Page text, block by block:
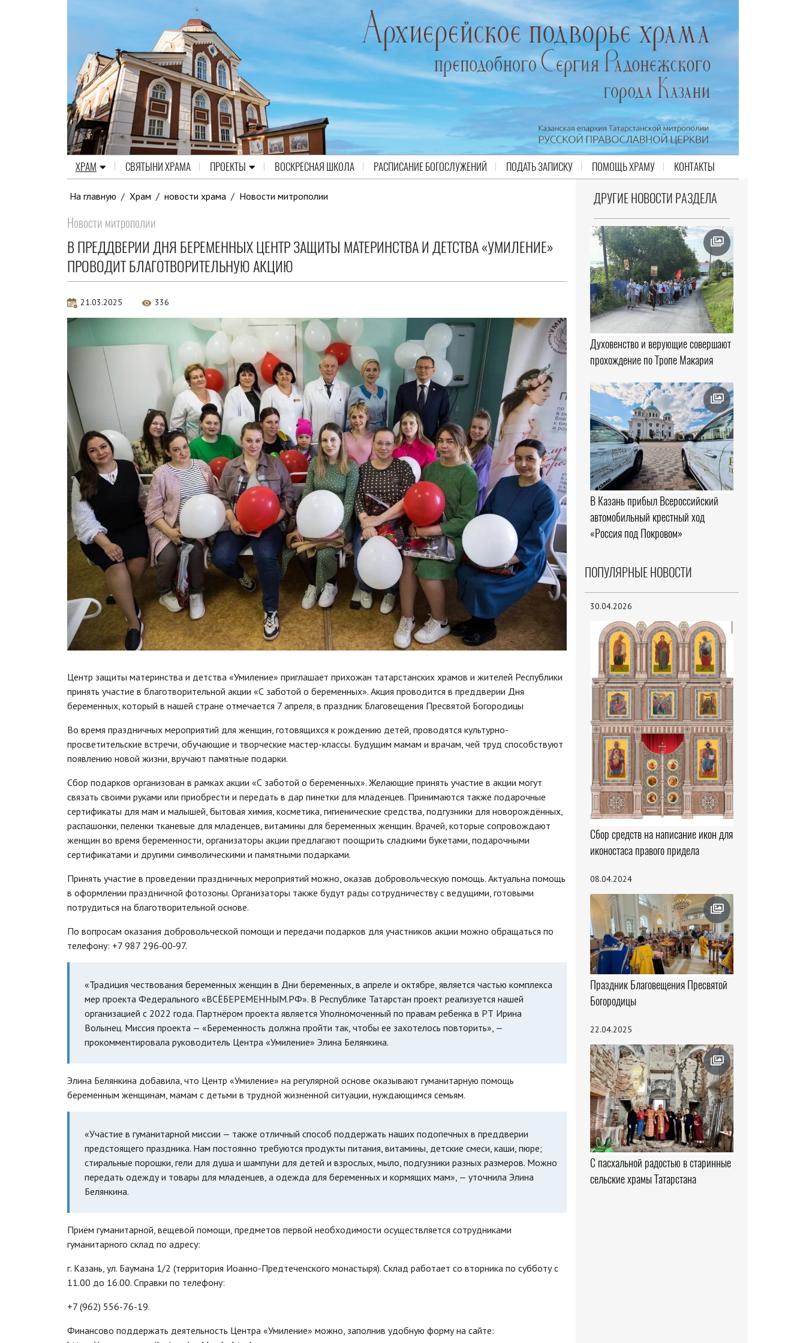
ХРАМ СВЯТЫНИ ХРАМА ПРОЕКТЫ ВОСКРЕСНАЯ ШКОЛА РАСПИСАНИЕ БОГОСЛУЖЕНИЙ ПОДАТЬ ЗАПИСКУ ПОМОЩЬ ХРАМУ КОНТАКТЫ
На главную / Храм / новости храма / Новости митрополии
Новости митрополии
В ПРЕДДВЕРИИ ДНЯ БЕРЕМЕННЫХ ЦЕНТР ЗАЩИТЫ МАТЕРИНСТВА И ДЕТСТВА «УМИЛЕНИЕ»
ПРОВОДИТ БЛАГОТВОРИТЕЛЬНУЮ АКЦИЮ
21.03.2025 336
Центр защиты материнства и детства «Умиление» приглашает прихожан татарстанских храмов и жителей Республики
принять участие в благотворительной акции «С заботой о беременных». Акция проводится в преддверии Дня
беременных, который в нашей стране отмечается 7 апреля, в праздник Благовещения Пресвятой Богородицы
Во время праздничных мероприятий для женщин, готовящихся к рождению детей, проводятся культурно-
просветительские встречи, обучающие и творческие мастер-классы. Будущим мамам и врачам, чей труд способствуют
появлению новой жизни, вручают памятные подарки.
Сбор подарков организован в рамках акции «С заботой о беременных». Желающие принять участие в акции могут
связать своими руками или приобрести и передать в дар пинетки для младенцев. Принимаются также подарочные
сертификаты для мам и малышей, бытовая химия, косметика, гигиенические средства, подгузники для новорождённых,
распашонки, пеленки тканевые для младенцев, витамины для беременных женщин. Врачей, которые сопровождают
женщин во время беременности, организаторы акции предлагают поощрить сладкими букетами, подарочными
сертификатами и другими символическими и памятными подарками.
Принять участие в проведении праздничных мероприятий можно, оказав добровольческую помощь. Актуальна помощь
в оформлении праздничной фотозоны. Организаторы также будут рады сотрудничеству с ведущими, готовыми
потрудиться на благотворительной основе.
По вопросам оказания добровольческой помощи и передачи подарков для участников акции можно обращаться по
телефону: +7 987 296‑00‑97.
«Традиция чествования беременных женщин в Дни беременных, в апреле и октябре, является частью комплекса
мер проекта Федерального «ВСЁБЕРЕМЕННЫМ.РФ». В Республике Татарстан проект реализуется нашей
организацией с 2022 года. Партнёром проекта является Уполномоченный по правам ребенка в РТ Ирина
Волынец. Миссия проекта — «Беременность должна пройти так, чтобы ее захотелось повторить», —
прокомментировала руководитель Центра «Умиление» Элина Белянкина.
Элина Белянкина добавила, что Центр «Умиление» на регулярной основе оказывают гуманитарную помощь
беременным женщинам, мамам с детьми в трудной жизненной ситуации, нуждающимся семьям.
«Участие в гуманитарной миссии — также отличный способ поддержать наших подопечных в преддверии
предстоящего праздника. Нам постоянно требуются продукты питания, витамины, детские смеси, каши, пюре;
стиральные порошки, гели для душа и шампуни для детей и взрослых, мыло, подгузники разных размеров. Можно
передать одежду и товары для младенцев, а одежда для беременных и кормящих мам», — уточнила Элина
Белянкина.
Приём гуманитарной, вещевой помощи, предметов первой необходимости осуществляется сотрудниками
гуманитарного склад по адресу:
г. Казань, ул. Баумана 1/2 (территория Иоанно-Предтеченского монастыря). Склад работает со вторника по субботу с
11.00 до 16.00. Справки по телефону:
+7 (962) 556-76-19.
Финансово поддержать деятельность Центра «Умиление» можно, заполнив удобную форму на сайте:
ДРУГИЕ НОВОСТИ РАЗДЕЛА
Духовенство и верующие совершают
прохождение по Тропе Макария
В Казань прибыл Всероссийский
автомобильный крестный ход
«Россия под Покровом»
ПОПУЛЯРНЫЕ НОВОСТИ
30.04.2026
Сбор средств на написание икон для
иконостаса правого придела
08.04.2024
Праздник Благовещения Пресвятой
Богородицы
22.04.2025
С пасхальной радостью в старинные
сельские храмы Татарстана